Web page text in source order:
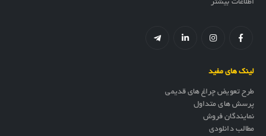
اطلاعات بیشتر
لینک های مفید
طرح تعویض چراغ های قدیمی
پرسش های متداول
نمایندگان فروش
مطالب دانلودی